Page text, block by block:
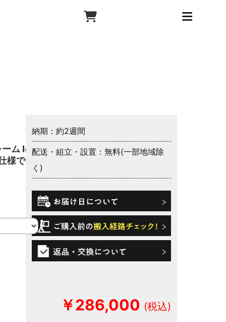
ム IoT
様で衛
納期：約2週間
配送・組立・設置：無料(一部地域除
く)
￥286,000